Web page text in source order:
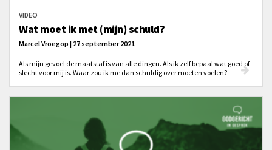
VIDEO
Wat moet ik met (mijn) schuld?
Marcel Vroegop | 27 september 2021
Als mijn gevoel de maatstaf is van alle dingen. Als ik zelf bepaal wat goed of
slecht voor mij is. Waar zou ik me dan schuldig over moeten voelen?